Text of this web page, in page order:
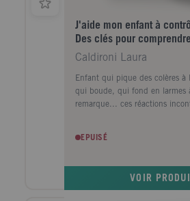
J'aide mon enfant à
Des clés pour
conseils prat
Caldironi Laura
Enfant qui pique des colères à
qui boude, qui fond en larmes
remarque... ces réactions
Dans cet ouvrage ludique et
pouvez grâce à de nombreux
ses émotions. Comment le
EPUISÉ
VOIR